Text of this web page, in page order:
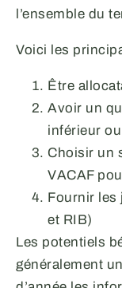
l’ensemble du
Voici les
Être
Avoir un
inférieur
Choisir un
VACAF
Fournir les
et RIB)
Les potentiels
généralement